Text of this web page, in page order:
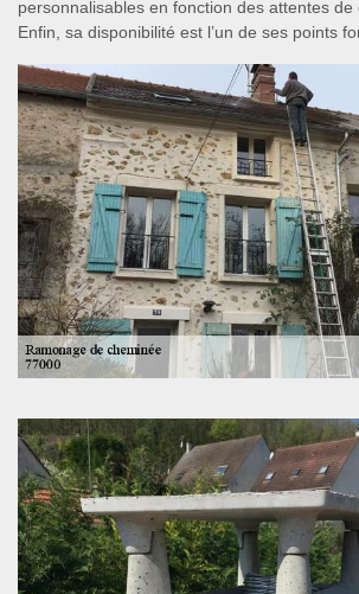
personnalisables en fonction des attentes de
Enfin, sa disponibilité est l’un de ses points